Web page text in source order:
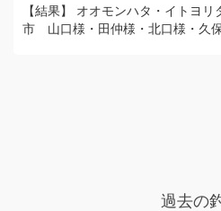
【結果】 オオモンハタ・イトヨ
市 山口様・田仲様・北口様・久
過去の